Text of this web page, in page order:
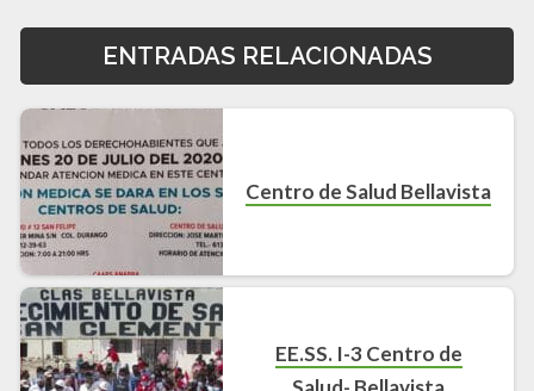
ENTRADAS RELACIONADAS
Centro de Salud Bellavista
EE.SS. I-3 Centro de